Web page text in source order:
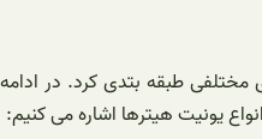
مختلفی طبقه بتدی کرد. در ادامه
یونیت هیترها اشاره می کنیم: